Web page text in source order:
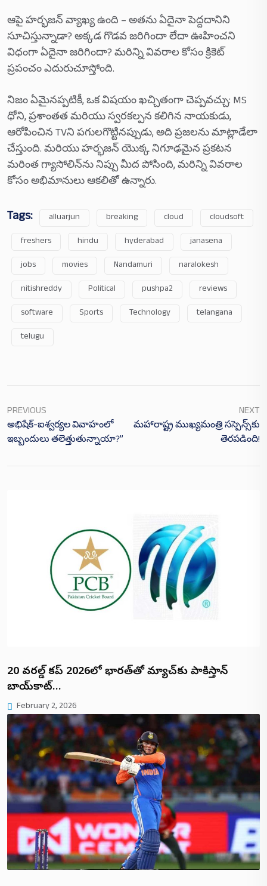
ఆపై హర్భజన్ వ్యాఖ్య ఉంది – అతను ఏదైనా పెద్దదానిని
సూచిస్తున్నాడా? అక్కడ గొడవ జరిగిందా లేదా ఊహించని
విధంగా ఏదైనా జరిగిందా? మరిన్ని వివరాల కోసం క్రికెట్
ప్రపంచం ఎదురుచూస్తోంది.
నిజం ఏమైనప్పటికీ, ఒక విషయం ఖచ్చితంగా చెప్పవచ్చు: MS
ధోని, ప్రశాంతత మరియు స్వరకల్పన కలిగిన నాయకుడు,
ఆరోపించిన TVని పగులగొట్టినప్పుడు, అది ప్రజలను మాట్లాడేలా
చేస్తుంది. మరియు హర్భజన్ యొక్క నిగూఢమైన ప్రకటన
మరింత గ్యాసోలిన్‌ను నిప్పు మీద పోసింది, మరిన్ని వివరాల
కోసం అభిమానులు ఆకలితో ఉన్నారు.
Tags: alluarjun breaking cloud
cloudsoft
freshers
hindu hyderabad
janasena
jobs
movies Nandamuri
naralokesh
nitishreddy
Political pushpa2
reviews
software
Sports Technology
telangana
telugu
PREVIOUS
అభిషేక్-ఐశ్వర్యల వివాహంలో
ఇబ్బందులు తలెత్తుతున్నాయా?”
NEXT
మహారాష్ట్ర ముఖ్యమంత్రి సస్పెన్స్‌కు
తెరపడింది!
టీ20 వరల్డ్ కప్ 2026లో భారత్‌తో మ్యాచ్‌కు పాకిస్తాన్
బాయ్‌కాట్…
February 2, 2026